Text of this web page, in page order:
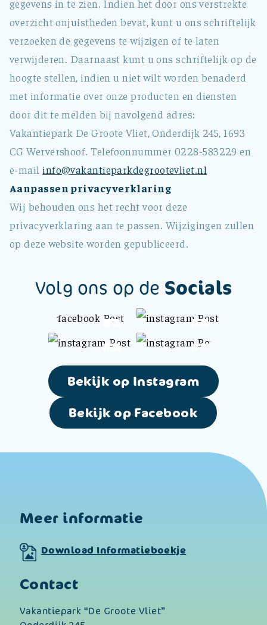
gegevens in te zien. Indien het door ons verstrekte
overzicht onjuistheden bevat, kunt u ons schriftelijk
verzoeken de gegevens te wijzigen of te laten
verwijderen. Daarnaast kunt u ons schriftelijk op de
hoogte stellen, indien u niet wilt worden benaderd
met informatie over onze producten en diensten
door dit te melden bij navolgend adres:
Vakantiepark De Groote Vliet, Onderdijk 245, 1693
CG Wervershoof. Telefoonnummer 0228-583229 en
e-mailinfo@vakantieparkdegrootevliet.nl
Aanpassen privacyverklaring
Wij behouden ons het recht voor deze
privacyverklaring aan te passen. Wijzigingen zullen
op deze website worden gepubliceerd.
Volg ons op de Socials
Bekijk op Instagram
Bekijk op Facebook
Meer informatie
Download Informatieboekje
Contact
Vakantiepark “De Groote Vliet”